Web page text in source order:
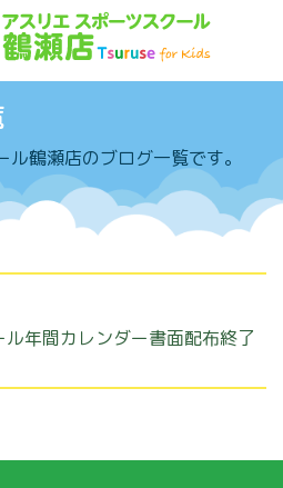
鶴瀬店のブログ一覧です。
年間カレンダー書面配布終了